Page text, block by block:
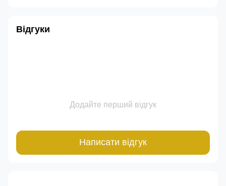
Відгуки
Додайте перший відгук
Написати відгук